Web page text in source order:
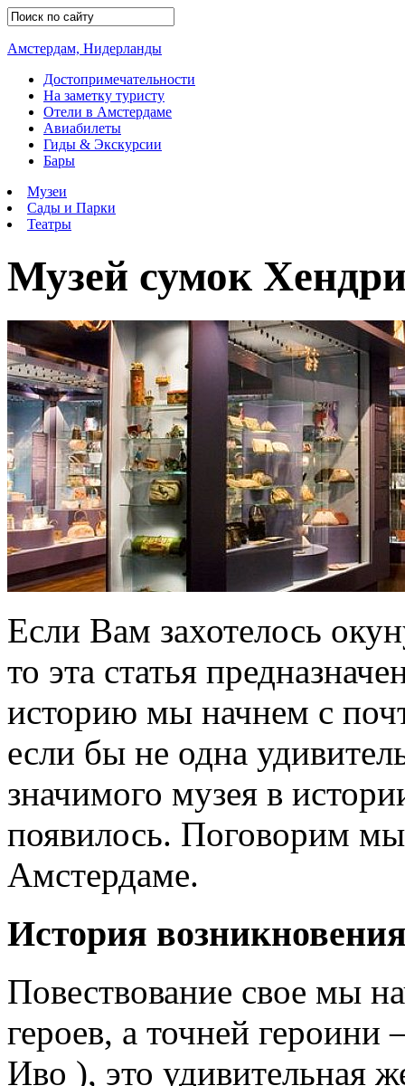
Амстердам, Нидерланды
Достопримечательности
На заметку туристу
Отели в Амстердаме
Авиабилеты
Гиды & Экскурсии
Бары
Музеи
Сады и Парки
Театры
Музей сумок
Если Вам захотелось
то эта статья
историю мы начнем с
если бы не одна
значимого музея в
появилось. Поговорим
Амстердаме.
История
Повествование свое мы
героев, а точней
Иво ), это удивительная